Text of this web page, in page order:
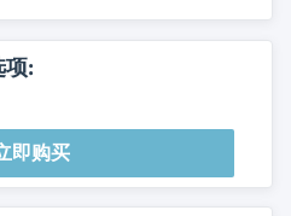
项:
即购买